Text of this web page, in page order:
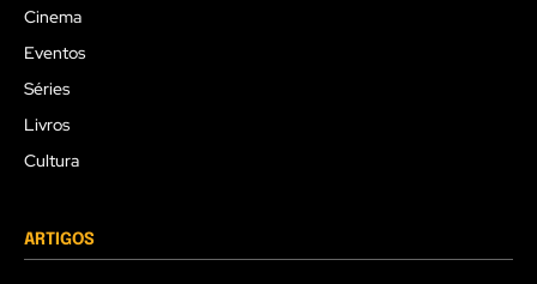
Cinema
Eventos
Séries
Livros
Cultura
ARTIGOS